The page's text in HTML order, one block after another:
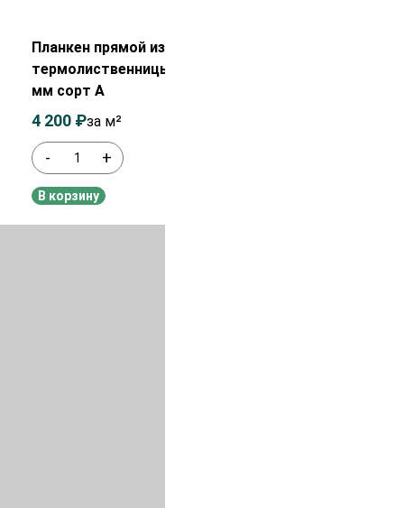
Планкен прямой из
термолиственницы 20х120х3000
мм сорт А
- +
4 200 ₽за м²
В корзину